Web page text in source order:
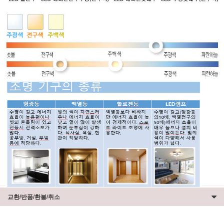
교환/반품/환불/취소